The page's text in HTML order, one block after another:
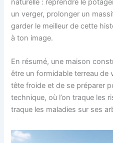
naturelle : reprendre le
un verger, prolonger un
garder le meilleur de cette
à ton image.
En résumé, une maison
être un formidable terreau de
tête froide et de se préparer
technique, où l’on traque les
traque les maladies sur ses